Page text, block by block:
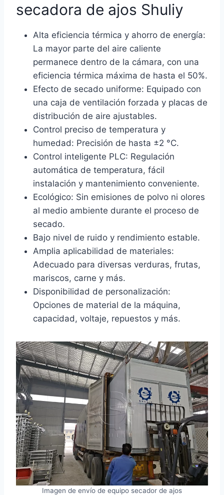
secadora de ajos Shuliy
Alta eficiencia térmica y ahorro de energía:
La mayor parte del aire caliente
permanece dentro de la cámara, con una
eficiencia térmica máxima de hasta el 50%.
Efecto de secado uniforme: Equipado con
una caja de ventilación forzada y placas de
distribución de aire ajustables.
Control preciso de temperatura y
humedad: Precisión de hasta ±2 °C.
Control inteligente PLC: Regulación
automática de temperatura, fácil
instalación y mantenimiento conveniente.
Ecológico: Sin emisiones de polvo ni olores
al medio ambiente durante el proceso de
secado.
Bajo nivel de ruido y rendimiento estable.
Amplia aplicabilidad de materiales:
Adecuado para diversas verduras, frutas,
mariscos, carne y más.
Disponibilidad de personalización:
Opciones de material de la máquina,
capacidad, voltaje, repuestos y más.
Imagen de envío de equipo secador de ajos